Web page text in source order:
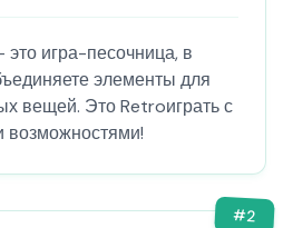
игра-песочница, в
элементы для
вещей. Это Retroиграть с
возможностями!
#2